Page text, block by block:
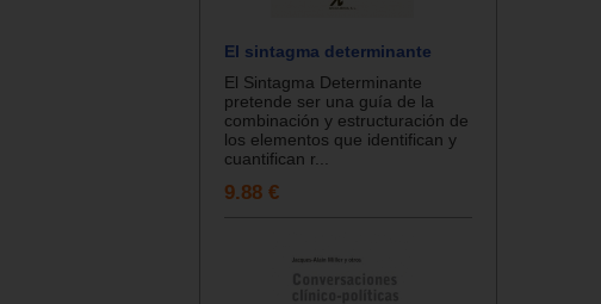
El sintagma determinante
El Sintagma Determinante
pretende ser una guía de la
combinación y estructuración de
los elementos que identifican y
cuantifican r...
9.88 €